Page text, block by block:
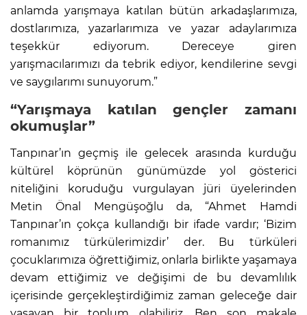
anlamda yarışmaya katılan bütün arkadaşlarımıza,
dostlarımıza, yazarlarımıza ve yazar adaylarımıza
teşekkür ediyorum. Dereceye giren
yarışmacılarımızı da tebrik ediyor, kendilerine sevgi
ve saygılarımı sunuyorum.”
“Yarışmaya katılan gençler zamanı
okumuşlar”
Tanpınar’ın geçmiş ile gelecek arasında kurduğu
kültürel köprünün günümüzde yol gösterici
niteliğini koruduğu vurgulayan jüri üyelerinden
Metin Önal Mengüşoğlu da, “Ahmet Hamdi
Tanpınar’ın çokça kullandığı bir ifade vardır; ‘Bizim
romanımız türkülerimizdir’ der. Bu türküleri
çocuklarımıza öğrettiğimiz, onlarla birlikte yaşamaya
devam ettiğimiz ve değişimi de bu devamlılık
içerisinde gerçekleştirdiğimiz zaman geleceğe dair